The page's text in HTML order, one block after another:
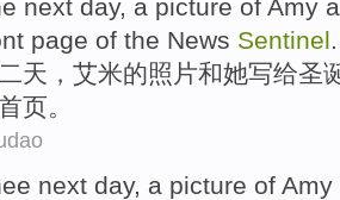
next day, a picture of Amy
page of the News Sentinel.
天 ， 艾米的照片和她写给圣
页。
next day, a picture of Amy